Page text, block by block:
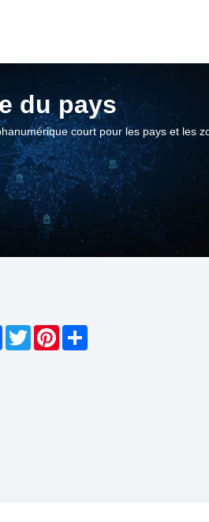
du pays
court pour les pays et les
Twitter
Pinterest
Share